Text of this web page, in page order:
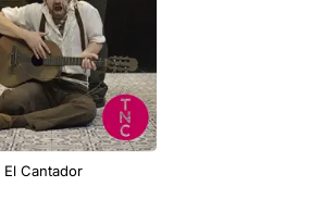
El Cantador